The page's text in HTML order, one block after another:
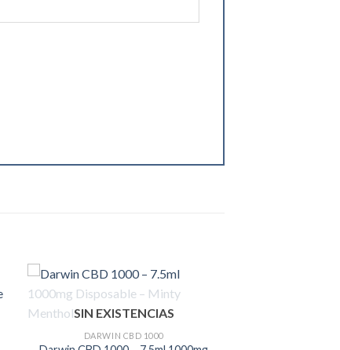
SIN EXISTENCIAS
DARWIN CBD 1000